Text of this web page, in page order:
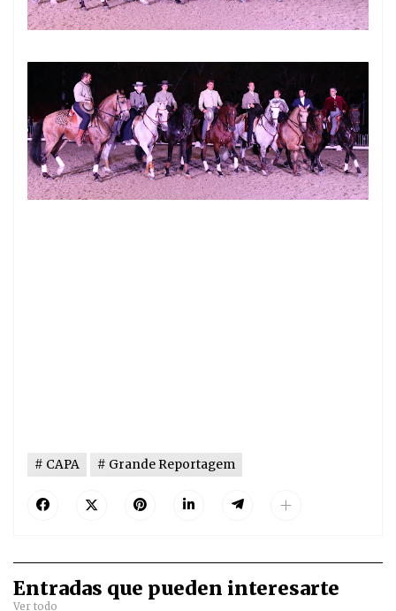
CAPA Grande Reportagem
Entradas que pueden interesarte
Ver todo